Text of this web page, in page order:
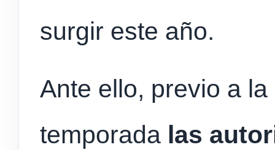
surgir este año.
Ante ello, previo a
temporada las